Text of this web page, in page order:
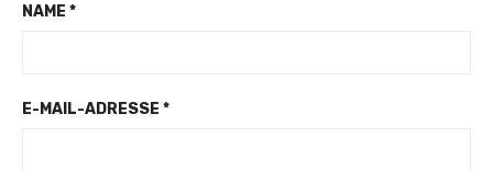
NAME *
E-MAIL-ADRESSE *